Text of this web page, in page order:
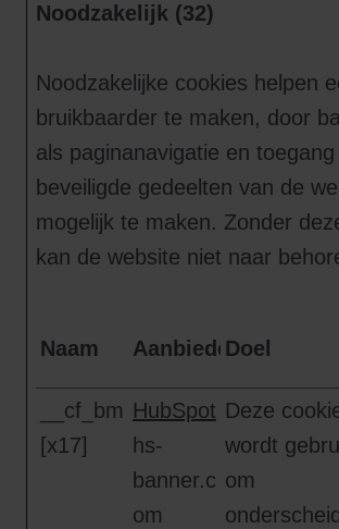
Noodzakelijk (32)
Noodzakelijke cookies helpen
bruikbaarder te maken, door
als paginanavigatie en
beveiligde gedeelten van de
mogelijk te maken. Zonder
kan de website niet naar
Naam AanbiederDoel
__cf_bm
[x17]
HubSpot
hs-
banner.c
om
Deze
wordt
om